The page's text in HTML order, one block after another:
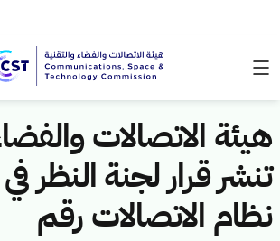
هيئة الاتصالات
تنشر قرار لجنة النظر
نظام الاتصالات رقم